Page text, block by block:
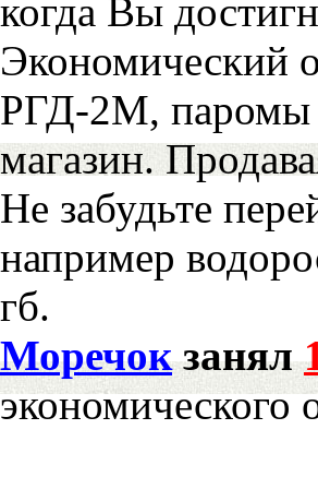
когда Вы
Экономический
РГД-2М, паромы
магазин.
Не забудьте
например
гб.
Моречокзанял
экономического